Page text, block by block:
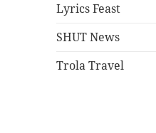
Lyrics Feast
SHUT News
Trola Travel